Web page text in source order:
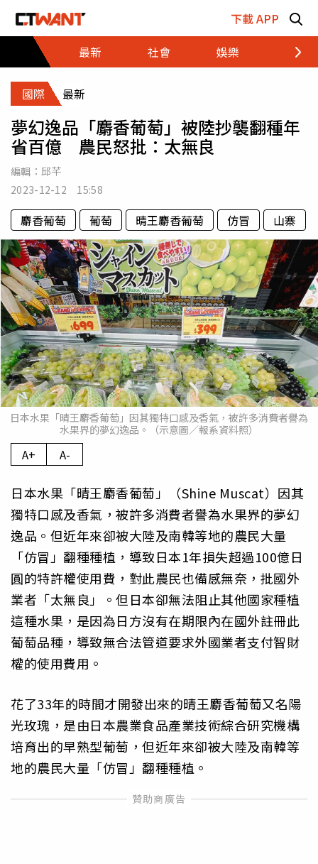
下載 APP
最新
社會 娛樂 財經
國際 最新
夢幻逸品「麝香葡萄」被陸抄襲翻種年
省百億 農民怒批：太無良
編輯： 邱芊
2023-12-12 15:58
麝香葡萄 葡萄 晴王麝香葡萄 仿冒 山寨
日本水果「晴王麝香葡萄」因其獨特口感及香氣，被許多消費者譽為
水果界的夢幻逸品。（示意圖／報系資料照）
A+ A-
日本水果「晴王麝香葡萄」（Shine Muscat）因其
獨特口感及香氣，被許多消費者譽為水果界的夢幻
逸品。但近年來卻被大陸及南韓等地的農民大量
「仿冒」翻種種植，導致日本1年損失超過100億日
圓的特許權使用費，對此農民也備感無奈，批國外
業者「太無良」。但日本卻無法阻止其他國家種植
這種水果，是因為日方沒有在期限內在國外註冊此
葡萄品種，導致無合法管道要求外國業者支付智財
權的使用費用。
花了33年的時間才開發出來的晴王麝香葡萄又名陽
光玫瑰，是由日本農業食品產業技術綜合研究機構
培育出的早熟型葡萄，但近年來卻被大陸及南韓等
地的農民大量「仿冒」翻種種植。